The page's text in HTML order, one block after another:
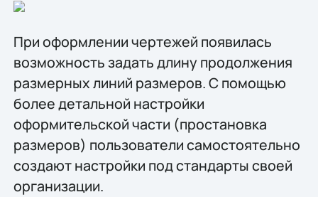
При оформлении чертежей появилась
возможность задать длину продолжения
размерных линий размеров. С помощью
более детальной настройки
оформительской части (простановка
размеров) пользователи самостоятельно
создают настройки под стандарты своей
организации.